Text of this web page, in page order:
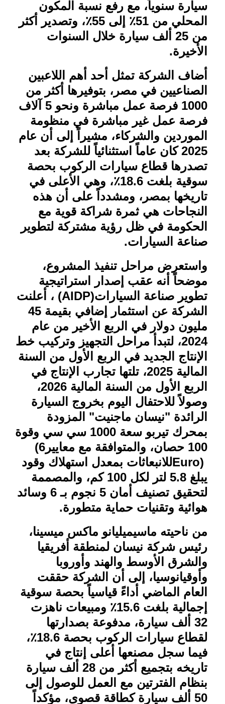
سيارة سنوياً، مع رفع نسبة المكون
المحلي من 51٪ إلى 55٪، وتصدير أكثر
من 25 ألف سيارة خلال السنوات
الأخيرة.
أضاف الشركة تمثل أحد أهم اللاعبين
الصناعيين في مصر، بتوفيرها أكثر من
1000 فرصة عمل مباشرة ونحو 5 آلاف
فرصة عمل غير مباشرة في منظومة
الموردين والشركاء، مشيراً إلى أن عام
2025 كان عاماً استثنائياً للشركة بعد
تصدرها قطاع سيارات الركوب بحصة
سوقية بلغت 18.6٪، وهي الأعلى في
تاريخها بمصر، ومشدداً على أن هذه
النجاحات هي ثمرة شراكة قوية مع
الحكومة في ظل رؤية مشتركة لتطوير
صناعة السيارات.
واستعرض مراحل تنفيذ المشروع،
موضحاً أنه عقب إصدار استراتيجية
تطوير صناعة السيارات(AIDP) ، أعلنت
الشركة عن استثمار إضافي بقيمة 45
مليون دولار في الربع الأخير من عام
2024، لتبدأ مراحل التجهيز وتركيب خط
الإنتاج الجديد في الربع الأول من السنة
المالية 2025، تلتها تجارب الإنتاج في
الربع الأول من السنة المالية 2026،
وصولاً للاحتفال اليوم بخروج السيارة
الرائدة "نيسان ماجنيت" المزودة
بمحرك تيربو سعة 1000 سي سي وقوة
100 حصان، والمتوافقة مع معايير
(6
Euro)للانبعاثات بمعدل استهلاك وقود
يبلغ 5.8 لتر لكل 100 كم، والمصممة
لتحقيق تصنيف أمان 5 نجوم بـ 6 وسائد
هوائية وتقنيات حماية متطورة.
من ناحيته ماسيميليانو ماكس ميسينا،
رئيس شركة نيسان لمنطقة أفريقيا
والشرق الأوسط والهند وأوروبا
وأوقيانوسيا، إلى أن الشركة حققت
العام الماضي أداءً قياسياً بحصة سوقية
إجمالية بلغت 15.6٪ ومبيعات ناهزت
32 ألف سيارة، مدفوعة بصدارتها
لقطاع سيارات الركوب بحصة 18.6٪،
فيما سجل مصنعها أعلى إنتاج في
تاريخه بتجميع أكثر من 28 ألف سيارة
بنظام الفترتين مع العمل للوصول إلى
50 ألف سيارة كطاقة قصوى، مؤكداً